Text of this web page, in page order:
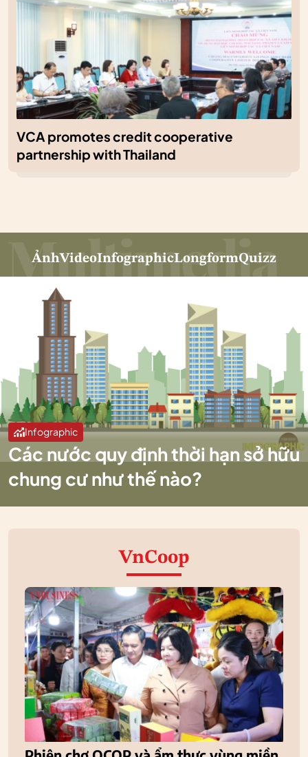
VCA promotes credit cooperative
partnership with Thailand
ẢnhVideoInfographicLongformQuizz
Infographic
Các nước quy định thời hạn sở hữu
chung cư như thế nào?
VnCoop